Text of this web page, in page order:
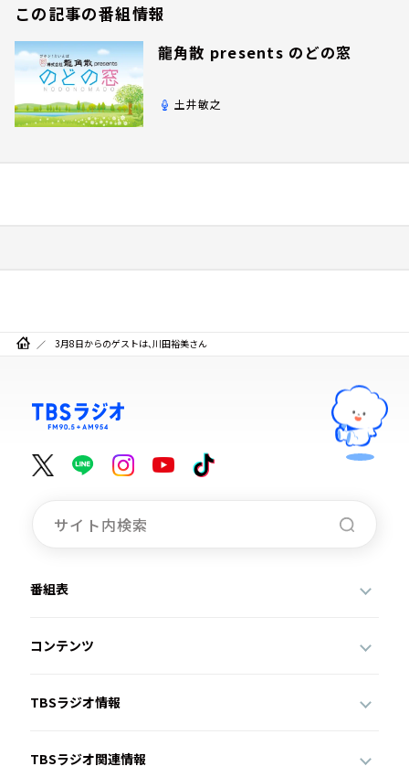
この記事の番組情報
龍角散 presents のどの窓
土井敏之
3月8日からのゲストは、川田裕美さん
番組表
コンテンツ
TBSラジオ情報
TBSラジオ関連情報